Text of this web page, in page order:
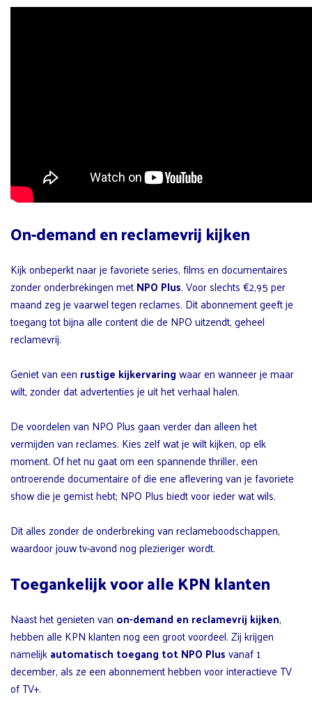
On-demand en reclamevrij kijken
Kijk onbeperkt naar je favoriete series, films en documentaires
zonder onderbrekingen metNPO Plus. Voor slechts €2,95 per
maand zeg je vaarwel tegen reclames. Dit abonnement geeft je
toegang tot bijna alle content die de NPO uitzendt, geheel
reclamevrij.
Geniet van een rustige kijkervaringwaar en wanneer je maar
wilt, zonder dat advertenties je uit het verhaal halen.
De voordelen van NPO Plus gaan verder dan alleen het
vermijden van reclames. Kies zelf wat je wilt kijken, op elk
moment. Of het nu gaat om een spannende thriller, een
ontroerende documentaire of die ene aflevering van je favoriete
show die je gemist hebt; NPO Plus biedt voor ieder wat wils.
Dit alles zonder de onderbreking van reclameboodschappen,
waardoor jouw tv-avond nog plezieriger wordt.
Toegankelijk voor alle KPN klanten
Naast het genieten van on-demand en reclamevrij kijken,
hebben alle KPN klanten nog een groot voordeel. Zij krijgen
namelijkautomatisch toegang tot NPO Plusvanaf 1
december, als ze een abonnement hebben voor interactieve TV
of TV+.